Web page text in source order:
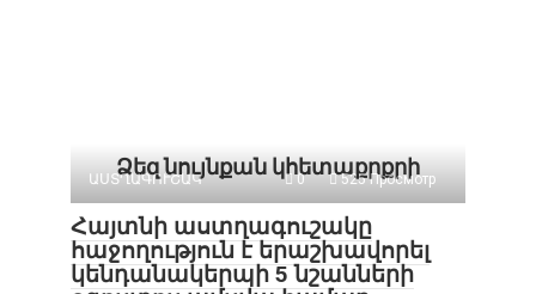
Ձեզ նույնքան կհետաքրքրի
ԱՍՏՂԱԳՈՒՇԱԿ 0 525 Просмотр
Հայտնի աստղագուշակը
հաջողություն է երաշխավորել
կենդանակերպի 5 նշանների